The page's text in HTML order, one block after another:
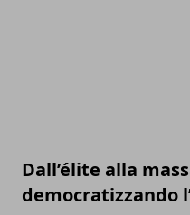
Dall’élite alla
democratizzando